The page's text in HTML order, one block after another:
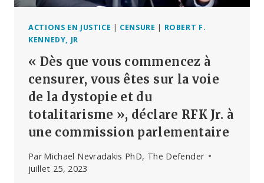
ACTIONS EN JUSTICE | CENSURE | ROBERT F.
KENNEDY, JR
« Dès que vous commencez à
censurer, vous êtes sur la voie
de la dystopie et du
totalitarisme », déclare RFK Jr. à
une commission parlementaire
Par Michael Nevradakis PhD, The Defender
juillet 25, 2023